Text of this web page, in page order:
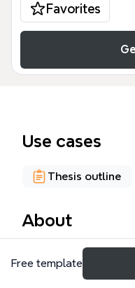
Favorites
Use cases
Thesis outline
About
知識管理系統（KMS
力的核心工具，這份
Free template